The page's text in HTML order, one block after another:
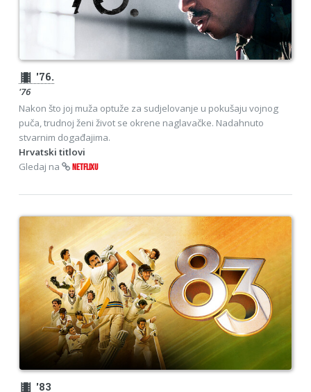
theaters '76.
'76
Nakon što joj muža optuže za sudjelovanje u pokušaju vojnog
puča, trudnoj ženi život se okrene naglavačke. Nadahnuto
stvarnim događajima.
Hrvatski titlovi
Gledaj na
NETFLIXU
theaters '83